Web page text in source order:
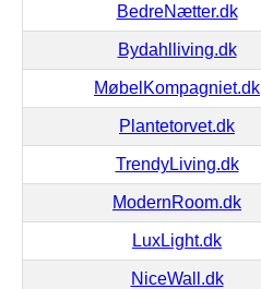
BedreNætter.dk
Bydahlliving.dk
MøbelKompagniet.dk
Plantetorvet.dk
TrendyLiving.dk
ModernRoom.dk
LuxLight.dk
NiceWall.dk